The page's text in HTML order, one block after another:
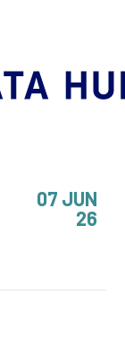
07 JUN
26